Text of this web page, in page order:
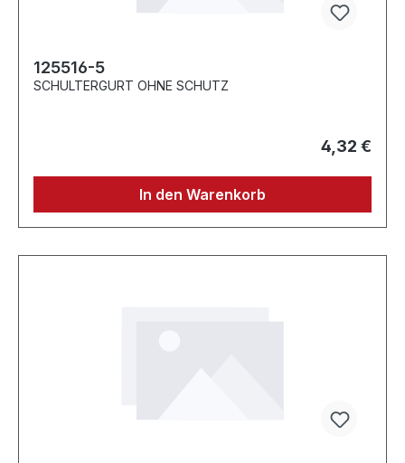
125516-5
SCHULTERGURT OHNE SCHUTZ
4,32 €
In den Warenkorb